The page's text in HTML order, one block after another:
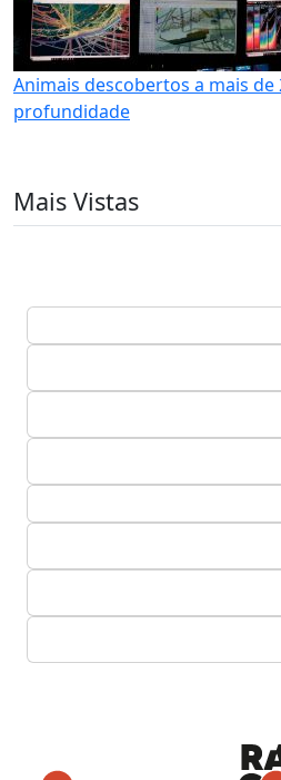
Animais descobertos a mais de
profundidade
Mais Vistas